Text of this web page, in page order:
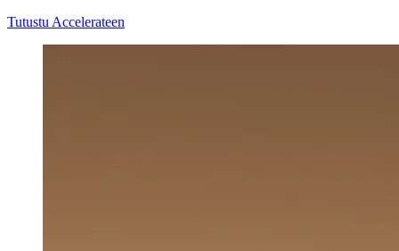
Tutustu Accelerateen